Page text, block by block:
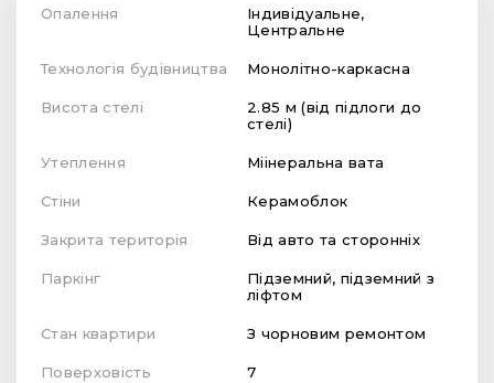
Опалення
Індивідуальне,
Центральне
Технологія будівництва Монолітно-каркасна
Висота стелі
2.85 м (від підлоги до
стелі)
Утеплення Міінеральна вата
Стіни Керамоблок
Закрита територія Від авто та сторонніх
Паркінг
Підземний, підземний з
ліфтом
Стан квартири З чорновим ремонтом
Поверховість 7